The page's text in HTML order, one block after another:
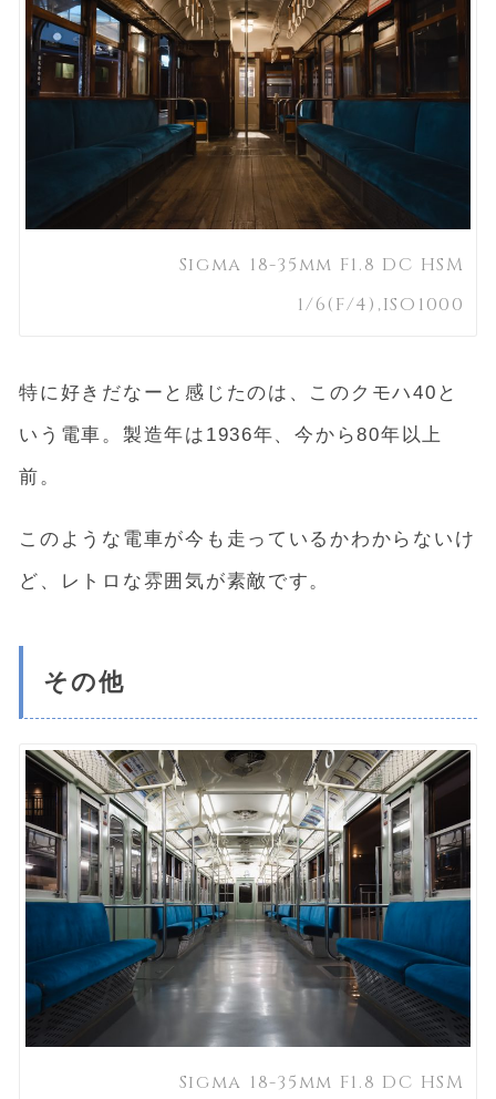
Sigma 18-35mm F1.8 DC HSM
1/6(F/4),ISO1000
特に好きだなーと感じたのは、このクモハ40と
いう電車。製造年は1936年、今から80年以上
前。
このような電車が今も走っているかわからないけ
ど、レトロな雰囲気が素敵です。
その他
Sigma 18-35mm F1.8 DC HSM